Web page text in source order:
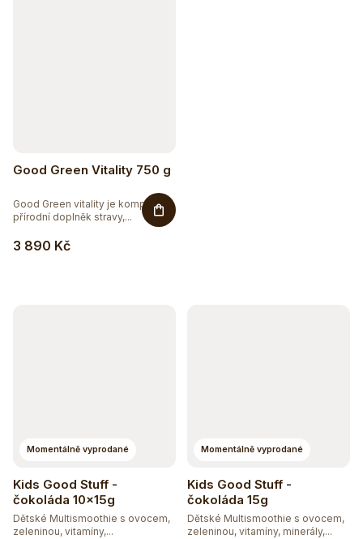
Good Green Vitality 750 g
3 890 Kč
Good Green vitality je komplexní
přírodní doplněk stravy,...
Sleva až 20 %
Momentálně vyprodané
Kids Good Stuff -
čokoláda 10x15g
Dětské Multismoothie s ovocem,
zeleninou, vitamíny,...
Momentálně vyprodané
Kids Good Stuff -
čokoláda 15g
Dětské Multismoothie s ovocem,
zeleninou, vitamíny, minerály,...